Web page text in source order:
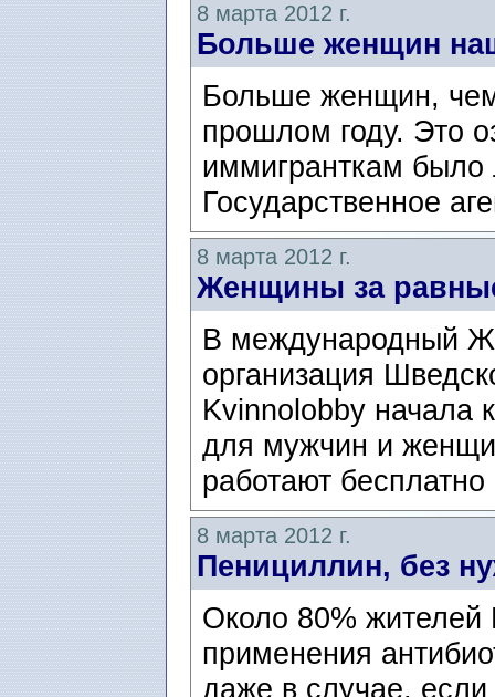
8 марта 2012 г.
Больше женщин
Больше женщин,
прошлом году. Это
иммигранткам было
Государственное
8 марта 2012 г.
Женщины за
В международный
организация
Kvinnolobby начала
для мужчин и
работают
8 марта 2012 г.
Пенициллин, без
Около 80% жителей
применения
даже в случае, если